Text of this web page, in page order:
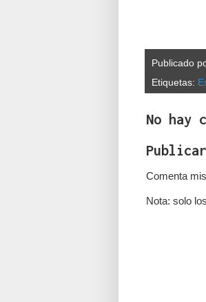
Publicado
Etiquetas:
No hay
Comenta
Nota: solo